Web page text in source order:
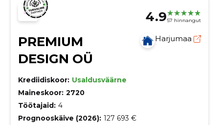
4.957 hinnangut
PREMIUM
DESIGN OÜ
Harjumaa
Krediidiskoor: Usaldusväärne
Maineskoor: 2720
Töötajaid: 4
Prognooskäive (2026): 127 693 €